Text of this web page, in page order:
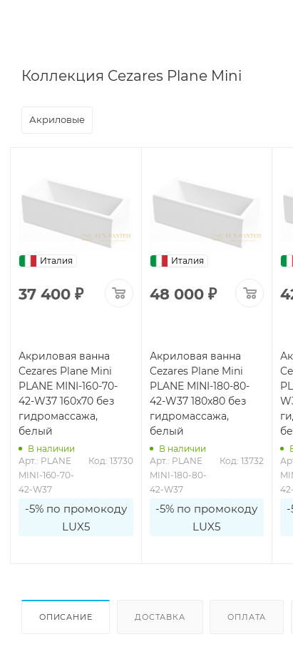
Коллекция Cezares Plane Mini
Акриловые
Италия
37 400 ₽
Акриловая ванна
Cezares Plane Mini
PLANE MINI-160-70-
42-W37 160x70 без
гидромассажа,
белый
В наличии
Арт.: PLANE
MINI-160-70-
42-W37
Код: 13730
-5% по промокоду
LUX5
Италия
48 000₽
Акриловая ванна
Cezares Plane Mini
PLANE MINI-180-80-
42-W37 180x80 без
гидромассажа,
белый
В наличии
Арт.: PLANE
MINI-180-80-
42-W37
Код: 13732
-5% по промокоду
LUX5
ОПИСАНИЕ ДОСТАВКА ОПЛАТА